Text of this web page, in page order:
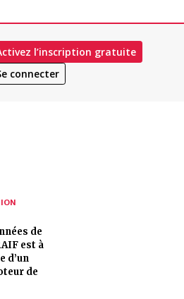
l’inscription gratuite
connecter
de
est à
d’un
de